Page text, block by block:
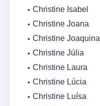
Christine Isabel
Christine Joana
Christine Joaquina
Christine Júlia
Christine Laura
Christine Lúcia
Christine Luísa